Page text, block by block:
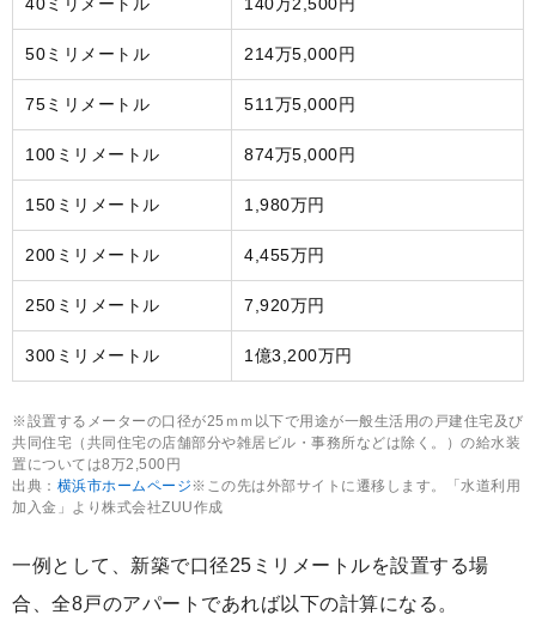
50ミリメートル 214万5,000円
75ミリメートル 511万5,000円
100ミリメートル 874万5,000円
150ミリメートル 1,980万円
200ミリメートル 4,455万円
250ミリメートル 7,920万円
300ミリメートル 1億3,200万円
※設置するメーターの口径が25ｍｍ以下で用途が一般生活用の戸建住宅及び
共同住宅（共同住宅の店舗部分や雑居ビル・事務所などは除く。）の給水装
置については8万2,500円
出典： 横浜市ホームページ※この先は外部サイトに遷移します。「水道利用
加入金」より株式会社ZUU作成
一例として、新築で口径25ミリメートルを設置する場
合、全8戸のアパートであれば以下の計算になる。